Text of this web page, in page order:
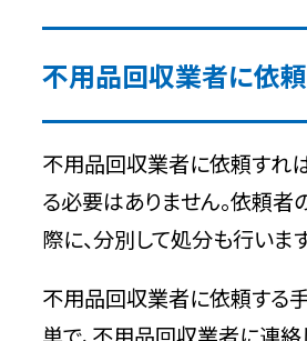
自治体で回収できない4
事業ゴミ
家電リサイクル法に該当
資源有効利用促進法に該
品
自治体が処分できない
不用品回収業者に依
不用品回収業者に依頼すれ
る必要はありません。依頼者
際に、分別して処分も行います
不用品回収業者に依頼する